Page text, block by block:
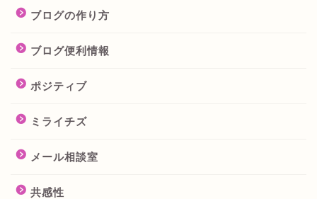
ブログの作り方
ブログ便利情報
ポジティブ
ミライチズ
メール相談室
共感性